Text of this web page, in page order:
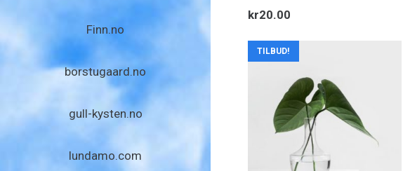
Finn.no
borstugaard.no
gull-kysten.no
lundamo.com
kr20.00
TILBUD!